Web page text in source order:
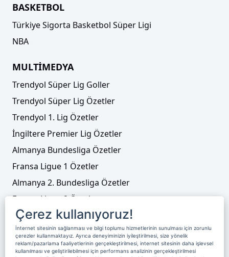
BASKETBOL
Türkiye Sigorta Basketbol Süper Ligi
NBA
MULTİMEDYA
Trendyol Süper Lig Goller
Trendyol Süper Lig Özetler
Trendyol 1. Lig Özetler
İngiltere Premier Lig Özetler
Almanya Bundesliga Özetler
Fransa Ligue 1 Özetler
Almanya 2. Bundesliga Özetler
Fransa Ligue 2 Özetler
Tenis
Video Liste
Foto Galeriler
Çerez kullanıyoruz!
İnternet sitesinin sağlanması ve bilgi toplumu hizmetlerinin sunulması için zorunlu
çerezler kullanmaktayız. Ayrıca deneyiminizin iyileştirilmesi, size yönelik
reklam/pazarlama faaliyetlerinin gerçekleştirilmesi, internet sitesinin daha işlevsel
kullanılması ve geliştirilebilmesi için performans analizinin gerçekleştirilmesi